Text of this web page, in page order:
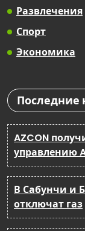
Развлечения
Спорт
Экономика
Последние
AZCON
управлению
В Сабунчи и
отключат газ